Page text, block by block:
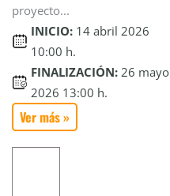
proyecto...
INICIO: 14 abril 2026
10:00 h.
FINALIZACIÓN: 26 mayo
2026 13:00 h.
Ver más »